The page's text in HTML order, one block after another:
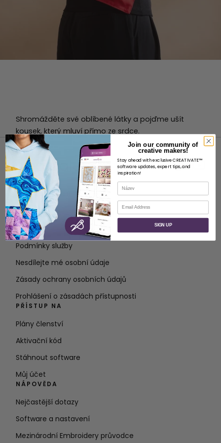
Shromážděte své oblíbené látky a pojďme ušít
kousek, který mluví přímo ze srdce.
O STRÁNKÁCH
O společnosti SVP Worldwide
Kontakt
Podmínky služby
Nesdílejte mé osobní údaje
Zásady ochrany osobních údajů
Prohlášení o zásadách přístupnosti
PŘÍSTUP NA
Plány členství
Aktivační kód
Stáhnout software
Můj účet
NÁPOVĚDA
Nejčastější dotazy
Software a nastavení
Mezinárodní Embroidery průvodce
Join our community of
creative makers!
Stay ahead with exclusive CREATIVATE™
software updates, expert tips, and
inspiration!
Název
E-mail
SIGN UP